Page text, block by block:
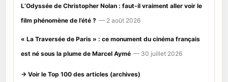
L’Odyssée de Christopher Nolan : faut-il vraiment aller voir le
film phénomène de l’été ? — 2 août 2026
« La Traversée de Paris » : ce monument du cinéma français
est né sous la plume de Marcel Aymé — 30 juillet 2026
→ Voir le Top 100 des articles (archives)